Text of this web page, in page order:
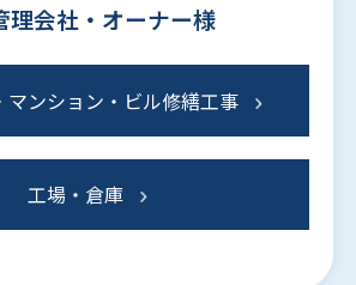
理会社・オーナー様
マンション・ビル修繕工事
工場・倉庫